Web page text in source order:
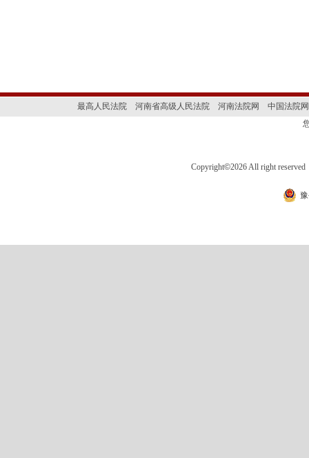
最高人民法院 河南省高级人民法院 河南法院网
中国法院网
Copyright©2026 All right